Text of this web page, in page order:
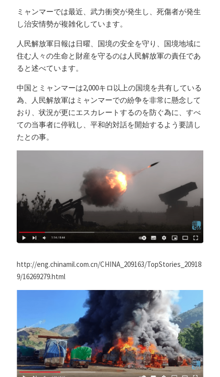
ミャンマーでは最近、武力衝突が発生し、死傷者が発生
し治安情勢が複雑化しています。
人民解放軍日報は日曜、国境の安全を守り、国境地域に
住む人々の生命と財産を守るのは人民解放軍の責任であ
ると述べています。
中国とミャンマーは2,000キロ以上の国境を共有している
為、人民解放軍はミャンマーでの紛争を非常に懸念して
おり、状況が更にエスカレートするのを防ぐ為に、すべ
ての当事者に停戦し、平和的対話を開始するよう要請し
たとの事。
http://eng.chinamil.com.cn/CHINA_209163/TopStories_20918
9/16269279.html